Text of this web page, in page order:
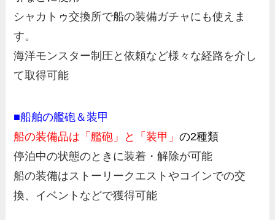
シャカトゥ交換所で船の装備ガチャにも使えま
す。
海洋モンスター制圧と依頼など様々な経路を介し
て取得可能
■船舶の艦砲＆装甲
船の装備品は 「艦砲」と「装甲」の2種類
停泊中の状態のときに装着・解除が可能
船の装備はストーリークエストやコインでの交
換、イベントなどで獲得可能